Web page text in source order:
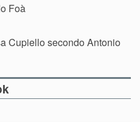
Foà
Cupiello secondo Antonio